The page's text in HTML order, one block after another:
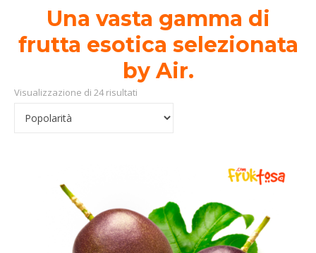
Una vasta gamma di
frutta esotica selezionata
by Air.
Visualizzazione di 24 risultati